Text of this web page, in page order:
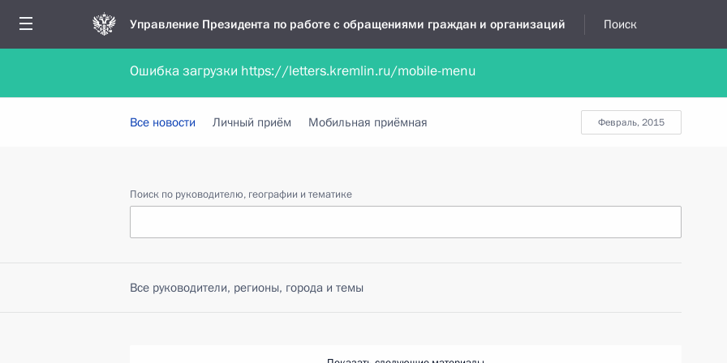
Управление Президента по работе с обращениями граждан и организаций Поиск
Обратиться в форме электронного документа Обратиться в устной форме
февраль, 2015
Все новости Личный приём Мобильная приёмная
Поиск по руководителю, географии и тематике
Все руководители, регионы, города и темы
Ошибка загрузки https://letters.kremlin.ru/mobile-menu